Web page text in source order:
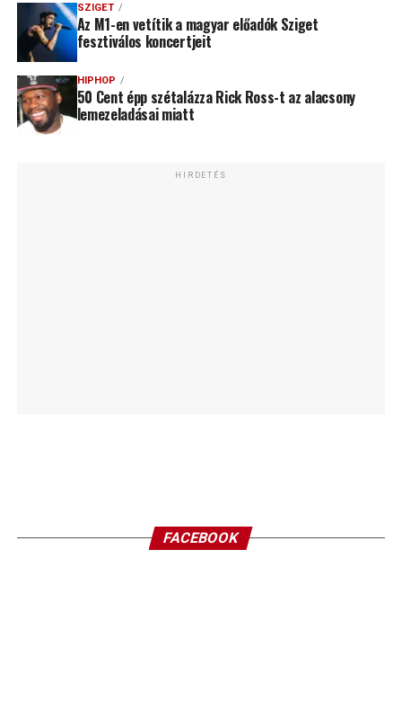
SZIGET
Az M1-en vetítik a magyar előadók Sziget
fesztiválos koncertjeit
HIPHOP
50 Cent épp szétalázza Rick Ross-t az alacsony
lemezeladásai miatt
HIRDETÉS
FACEBOOK